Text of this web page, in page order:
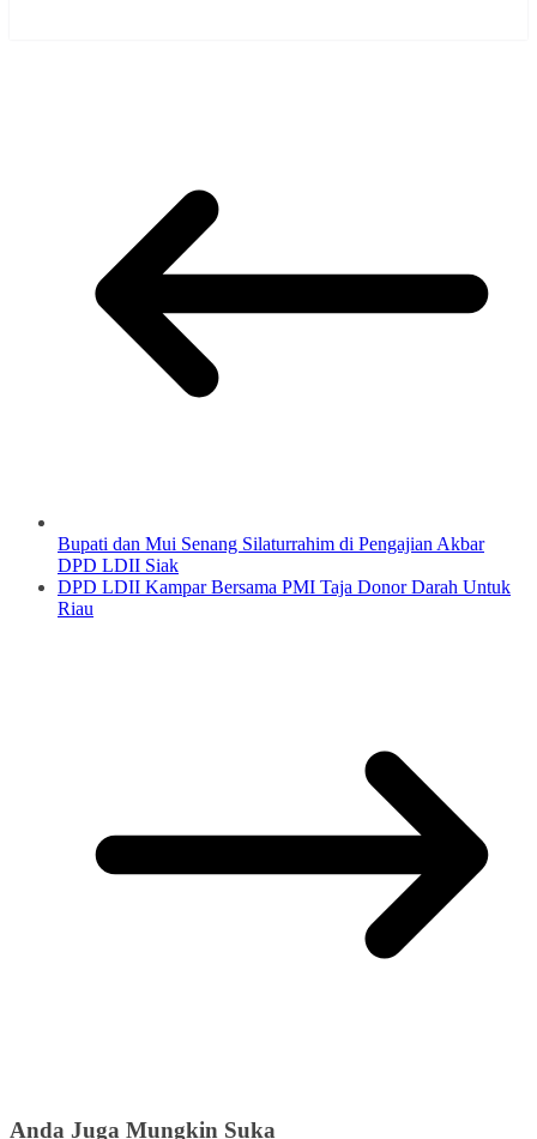
Bupati dan Mui Senang Silaturrahim di Pengajian Akbar
DPD LDII Siak
DPD LDII Kampar Bersama PMI Taja Donor Darah Untuk
Riau
Anda Juga Mungkin Suka